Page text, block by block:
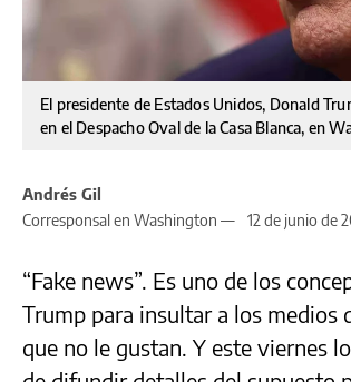
El presidente de Estados Unidos, Donald
en el Despacho Oval de la Casa Blanca, en
Andrés Gil
Corresponsal en Washington —
12 de junio de
“Fake news”. Es uno de los
Trump para insultar a los medios
que no le gustan. Y este viernes